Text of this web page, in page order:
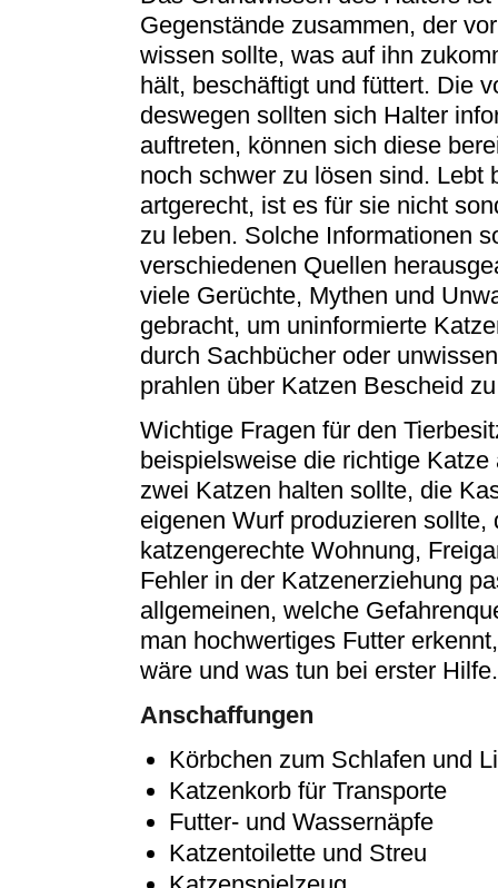
Gegenstände zusammen, der
wissen sollte, was auf ihn
hält, beschäftigt und füttert. Die
deswegen sollten sich Halter
auftreten, können sich diese
noch schwer zu lösen sind. Lebt
artgerecht, ist es für sie nicht
zu leben. Solche Informationen
verschiedenen Quellen
viele Gerüchte, Mythen und
gebracht, um uninformierte
durch Sachbücher oder
prahlen über Katzen Bescheid
Wichtige Fragen für den
beispielsweise die richtige
zwei Katzen halten sollte, die
eigenen Wurf produzieren
katzengerechte Wohnung,
Fehler in der Katzenerziehung
allgemeinen, welche
man hochwertiges Futter
wäre und was tun bei erster Hilfe.
Anschaffungen
Körbchen zum Schlafen und
Katzenkorb für Transporte
Futter- und Wassernäpfe
Katzentoilette und Streu